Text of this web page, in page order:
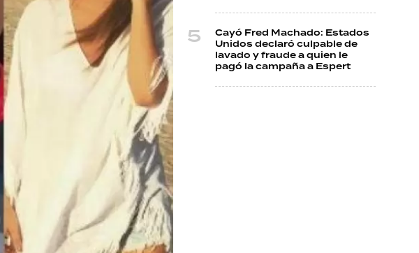
Cayó Fred Machado: Estados
Unidos declaró culpable de
lavado y fraude a quien le
pagó la campaña a Espert